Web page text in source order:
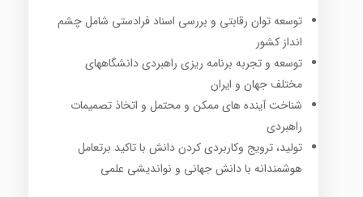
توسعه توان رقابتی و بررسی اسناد فرادستی شامل چشم
انداز کشور
توسعه و تجربه برنامه ریزی راهبردی دانشگاههای
مختلف جهان و ایران
شناخت آینده های ممکن و محتمل و اتخاذ تصمیمات
راهبردی
تولید، ترویج وکاربردی کردن دانش با تاکید برتعامل
هوشمندانه با دانش جهانی و نواندیشی علمی